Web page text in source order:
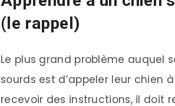
(le rappel)
Le plus grand problème auquel
sourds est d’appeler leur chien
recevoir des instructions, il doit